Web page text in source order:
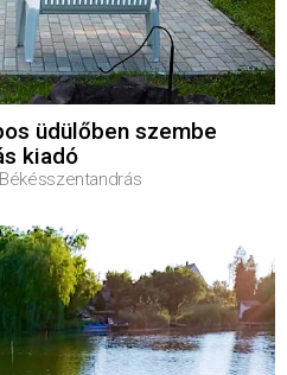
üdülőben szembe
kiadó